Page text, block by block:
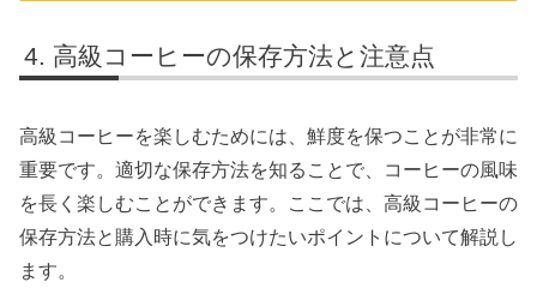
高級コーヒーの保存方法と注意点
高級コーヒーを楽しむためには、鮮度を保つことが非常に
重要です。適切な保存方法を知ることで、コーヒーの風味
を長く楽しむことができます。ここでは、高級コーヒーの
保存方法と購入時に気をつけたいポイントについて解説し
ます。